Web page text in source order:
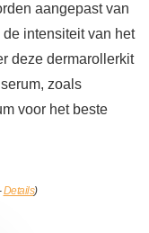
aangepast van
intensiteit van het
deze dermarollerkit
zoals
voor het beste
Details)